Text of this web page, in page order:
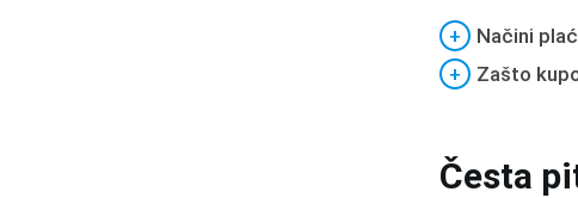
+
Načini
+
Zašto
Česta